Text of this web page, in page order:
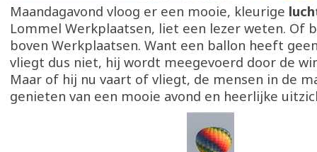
Maandagavond vloog er een mooie, kleurige
Lommel Werkplaatsen, liet een lezer weten. Of
boven Werkplaatsen. Want een ballon heeft
vliegt dus niet, hij wordt meegevoerd door de
Maar of hij nu vaart of vliegt, de mensen in de
genieten van een mooie avond en heerlijke